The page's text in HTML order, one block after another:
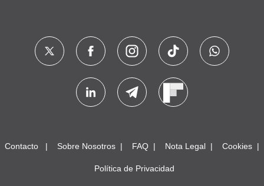
Contacto Sobre Nosotros FAQ Nota Legal Cookies
Política de Privacidad